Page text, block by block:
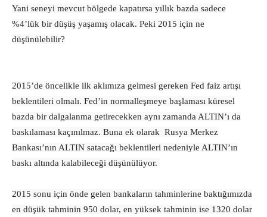
Yani seneyi mevcut bölgede kapatırsa yıllık bazda sadece
%4’lük bir düşüş yaşamış olacak. Peki 2015 için ne
düşünülebilir?
2015’de öncelikle ilk aklımıza gelmesi gereken Fed faiz artışı
beklentileri olmalı. Fed’in normalleşmeye başlaması küresel
bazda bir dalgalanma getirecekken aynı zamanda ALTIN’ı da
baskılaması kaçınılmaz. Buna ek olarak Rusya Merkez
Bankası’nın ALTIN satacağı beklentileri nedeniyle ALTIN’ın
baskı altında kalabileceği düşünülüyor.
2015 sonu için önde gelen bankaların tahminlerine baktığımızda
en düşük tahminin 950 dolar, en yüksek tahminin ise 1320 dolar